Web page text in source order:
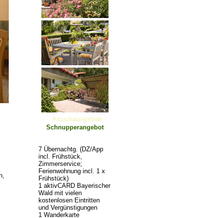
Pauschalangebote
Schnupperangebot
7 Übernachtg. (DZ/App
incl. Frühstück,
Zimmerservice;
Ferienwohnung incl. 1 x
Frühstück)
1 aktivCARD Bayerischer
Wald mit vielen
kostenlosen Eintritten
und Vergünstigungen
1 Wanderkarte